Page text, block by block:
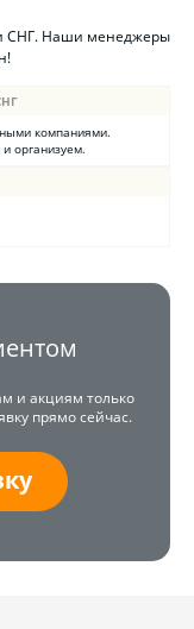
СНГ. Наши менеджеры
компаниями.
организуем.
и акциям только
прямо сейчас.